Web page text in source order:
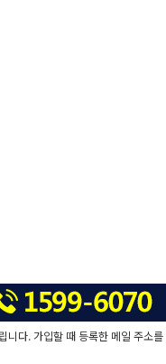
니다. 가입할 때 등록한 메일 주소를